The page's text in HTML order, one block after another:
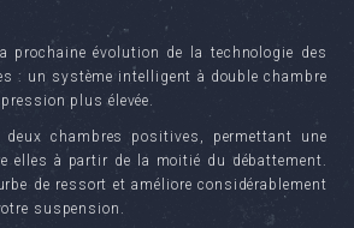
prochaine évolution de la technologie des
: un système intelligent à double chambre
plus élevée.
chambres positives, permettant une
elles à partir de la moitié du débattement.
de ressort et améliore considérablement
suspension.